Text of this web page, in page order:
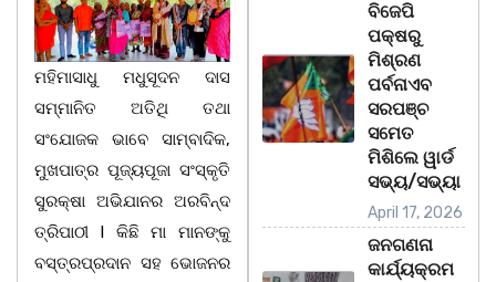
ମହିମାସାଧୁ ମଧୁସୂଦନ ଦାସ
ସମ୍ମାନିତ ଅତିଥି ତଥା
ସଂଯୋଜକ ଭାବେ ସାମ୍ବାଦିକ,
ମୁଖପାତ୍ର ପୂଜ୍ୟପୂଜା ସଂସ୍କୃତି
ସୁରକ୍ଷା ଅଭିଯାନର ଅରବିନ୍ଦ
ତ୍ରିପାଠୀ l କିଛି ମା ମାନଙ୍କୁ
ବସ୍ତ୍ରପ୍ରଦାନ ସହ ଭୋଜନର
ବିଜେପି
ପକ୍ଷରୁ
ମିଶ୍ରଣ
ପର୍ବନାଏବ
ସରପଞ୍ଚ
ସମେତ
ମିଶିଲେ ୱାର୍ଡ
ସଭ୍ୟ/ସଭ୍ୟା
April 17, 2026
ଜନଗଣନା
କାର୍ଯ୍ୟକ୍ରମ